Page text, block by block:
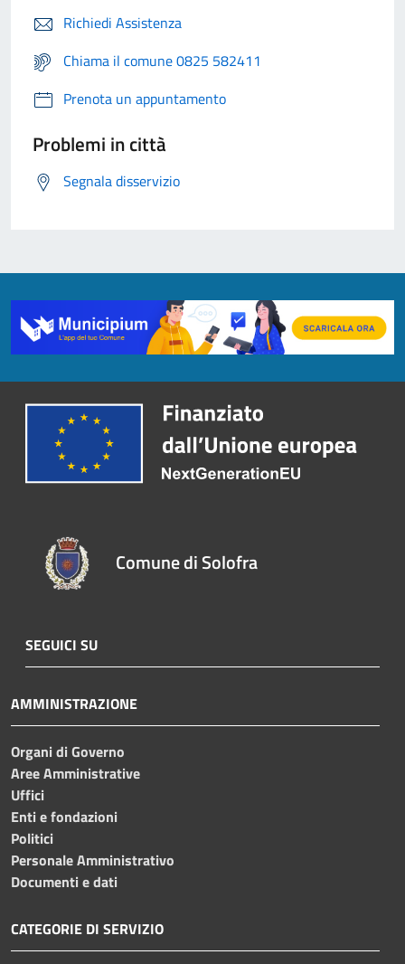
Richiedi Assistenza
Chiama il comune 0825 582411
Prenota un appuntamento
Problemi in città
Segnala disservizio
Comune di Solofra
SEGUICI SU
AMMINISTRAZIONE
Organi di Governo
Aree Amministrative
Uffici
Enti e fondazioni
Politici
Personale Amministrativo
Documenti e dati
CATEGORIE DI SERVIZIO